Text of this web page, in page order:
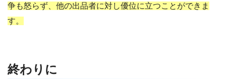
争も怒らず、 他の出品者に対し優位に立つことができま
す。
終わりに